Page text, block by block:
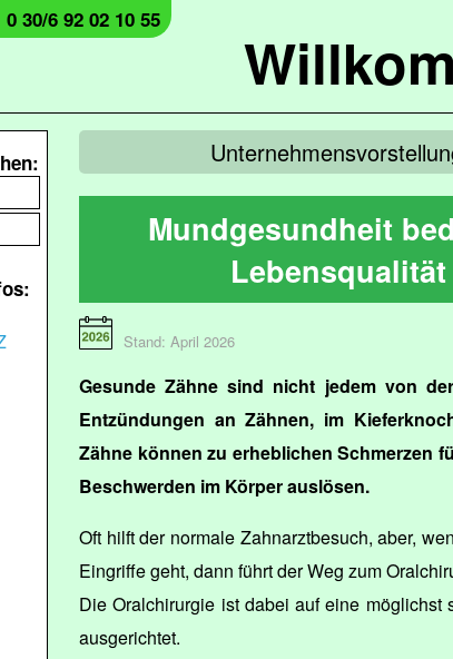
30/6 92 02 10 55
Mundgesundheit
Lebensqualität
Stand: April 2026
Gesunde Zähne sind nicht jedem von
Entzündungen an Zähnen, im
Zähne können zu erheblichen Schmerzen
Beschwerden im Körper auslösen.
Oft hilft der normale Zahnarztbesuch, aber,
Eingriffe geht, dann führt der Weg zum
Die Oralchirurgie ist dabei auf eine möglichst
ausgerichtet.